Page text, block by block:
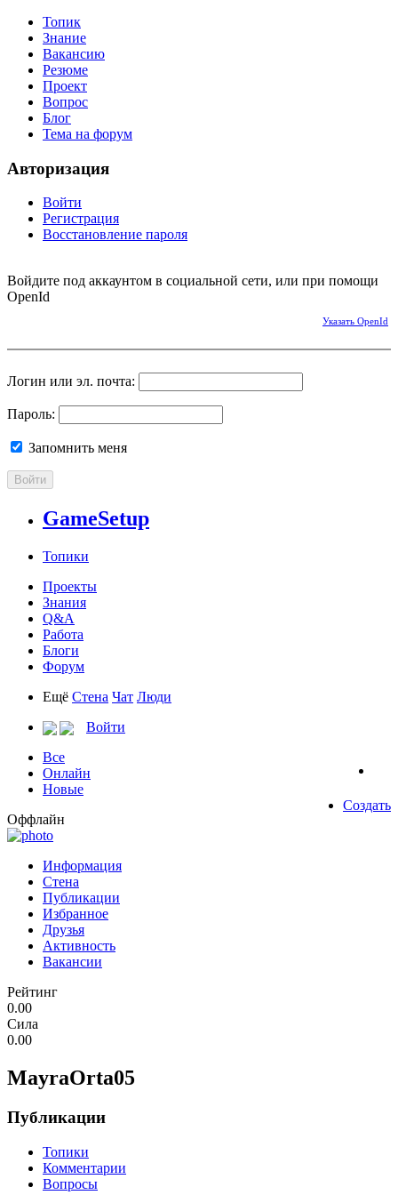
Топик
Знание
Вакансию
Резюме
Проект
Вопрос
Блог
Тема на форум
Авторизация
Войти
Регистрация
Восстановление пароля
Войдите под аккаунтом в социальной сети, или при помощи
OpenId
Указать OpenId
Логин или эл. почта:
Пароль:
Запомнить меня
Войти
GameSetup
Топики
Проекты
Знания
Q&A
Работа
Блоги
Форум
Ещё Стена Чат Люди
Войти
Все
Онлайн
Новые
Создать
Оффлайн
Информация
Стена
Публикации
Избранное
Друзья
Активность
Вакансии
Рейтинг
0.00
Сила
0.00
MayraOrta05
Публикации
Топики
Комментарии
Вопросы